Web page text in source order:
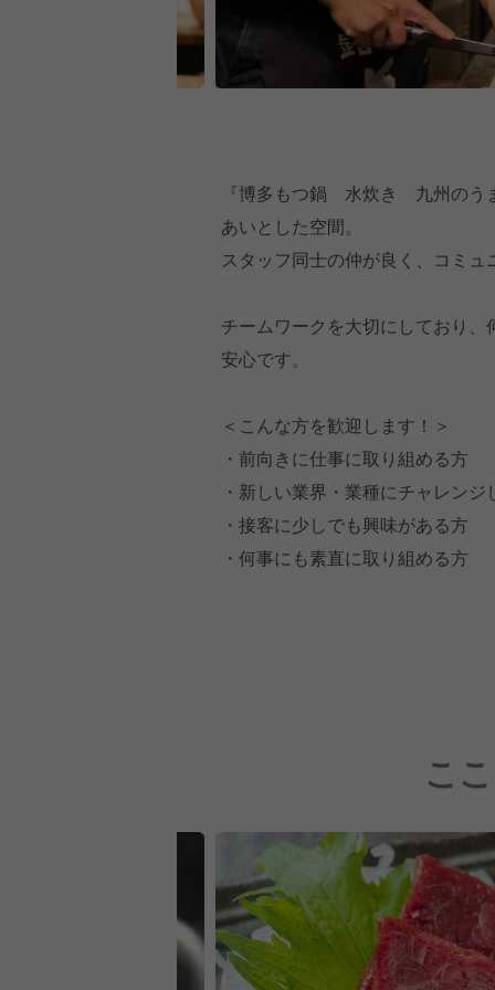
『博多もつ鍋 水炊き 九州のう
あいとした空間。
スタッフ同士の仲が良く、コミ
チームワークを大切にしており
安心です。
＜こんな方を歓迎します！＞
・前向きに仕事に取り組める方
・新しい業界・業種にチャレンジ
・接客に少しでも興味がある方
・何事にも素直に取り組める方
こ